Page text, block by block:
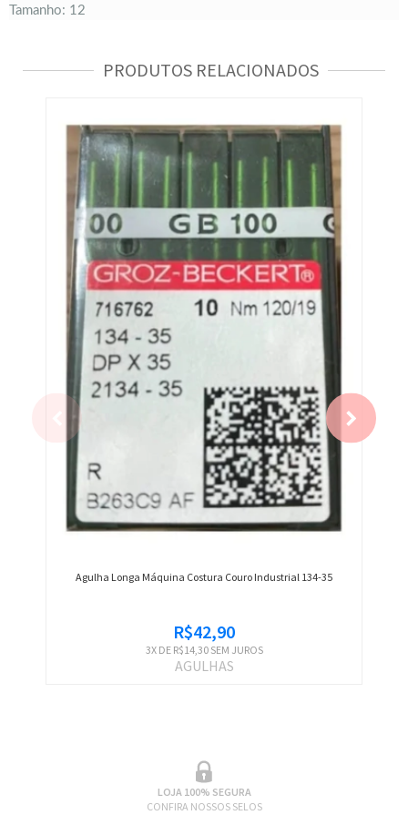
Tamanho: 12
PRODUTOS RELACIONADOS
Agulha Longa Máquina Costura Couro Industrial 134-35
R$42,90
3X DE R$14,30SEM JUROS
AGULHAS
LOJA 100% SEGURA
CONFIRA NOSSOS SELOS